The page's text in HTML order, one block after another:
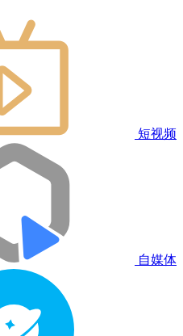
短视频
自媒体